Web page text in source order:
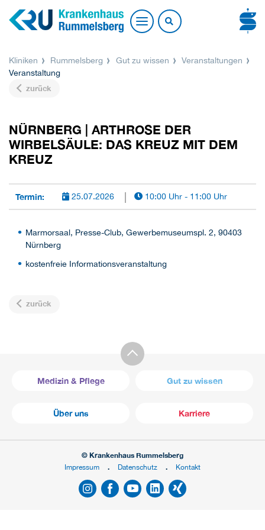
Kliniken Rummelsberg Gut zu wissen
Veranstaltungen
Veranstaltung
zurück
NÜRNBERG | ARTHROSE DER
WIRBELSÄULE: DAS KREUZ MIT DEM
KREUZ
Termin: 25.07.2026 10:00 Uhr - 11:00 Uhr
Marmorsaal, Presse-Club, Gewerbemuseumspl. 2, 90403
Nürnberg
kostenfreie Informationsveranstaltung
zurück
Medizin & Pflege Gut zu wissen
Über uns Karriere
© Krankenhaus Rummelsberg
Impressum
Datenschutz Kontakt